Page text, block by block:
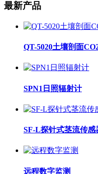
最新产品
QT-5020土壤剖面
SPN1日照辐射计
SF-L探针式茎流传感
远程数字监测